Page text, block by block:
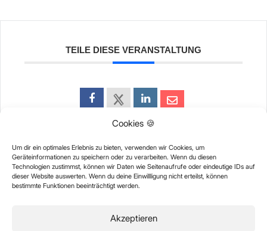
Cookies 🍪
Um dir ein optimales Erlebnis zu bieten, verwenden wir Cookies, um
Geräteinformationen zu speichern oder zu verarbeiten. Wenn du diesen
Technologien zustimmst, können wir Daten wie Seitenaufrufe oder eindeutige IDs auf
dieser Website auswerten. Wenn du deine Einwillligung nicht erteilst, können
bestimmte Funktionen beeinträchtigt werden.
Akzeptieren
TEILE DIESE VERANSTALTUNG